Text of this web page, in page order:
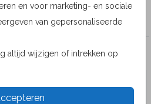
en voor marketing- en sociale
van gepersonaliseerde
altijd wijzigen of intrekken op